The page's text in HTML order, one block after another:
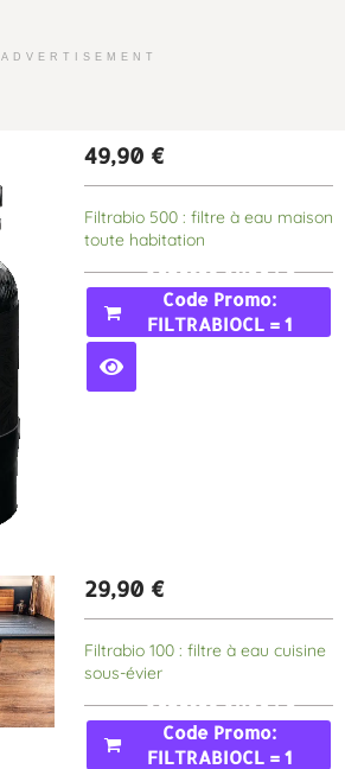
ADVERTISEMENT
49,90 €
Filtrabio 500 : filtre à eau maison
toute habitation
Acheter Avec Le
Code Promo:
FILTRABIOCL = 1
29,90 €
Filtrabio 100 : filtre à eau cuisine
sous-évier
Acheter Avec Le
Code Promo:
FILTRABIOCL = 1